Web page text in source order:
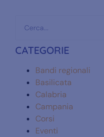
CATEGORIE
Bandi regionali
Basilicata
Calabria
Campania
Corsi
Eventi